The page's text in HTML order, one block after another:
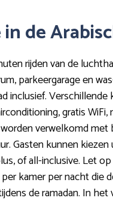
de
rijden van de
parkeergarage en
Verschillende
gratis
verwelkomd met
Gasten kunnen
of all-inclusive. Let op
kamer per nacht die
de ramadan. In